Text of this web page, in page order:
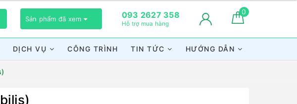
Sản phẩm đã xem 093 2627 358
Hỗ trợ mua hàng
0
DỊCH VỤ CÔNG TRÌNH TIN TỨC HƯỚNG DẪN